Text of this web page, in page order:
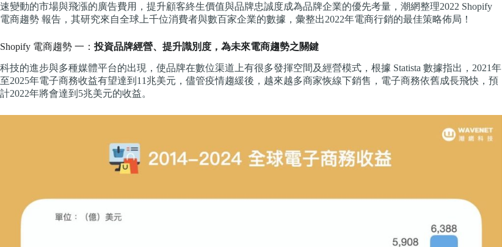
速變動的市場與飛漲的廣告費用，提升顧客終生價值與品牌忠誠度成為品牌企業的優先考量，潮網整理2022 Shopify
電商趨勢 報告，其研究來自全球上千位消費者與數百家企業的數據，彙整出2022年電商行銷的最佳策略佈局！
Shopify 電商趨勢 一： 投資品牌經營、提升識別度，為未來電商趨勢之關鍵
科技的進步與多種媒體平台的出現，使品牌在數位渠道上有很多發揮空間及經營模式，根據 Statista 數據指出，2021年
至2025年電子商務收益有望達到11兆美元，儘管疫情趨緩後，越來越多商家恢線下銷售，電子商務依舊成長飛快，預
計2022年將會達到5兆美元的收益。